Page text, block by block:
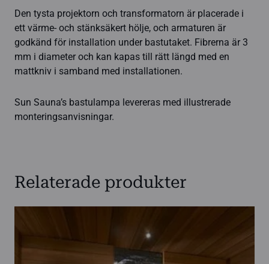
Den tysta projektorn och transformatorn är placerade i
ett värme- och stänksäkert hölje, och armaturen är
godkänd för installation under bastutaket. Fibrerna är 3
mm i diameter och kan kapas till rätt längd med en
mattkniv i samband med installationen.
Sun Sauna’s bastulampa levereras med illustrerade
monteringsanvisningar.
Relaterade produkter